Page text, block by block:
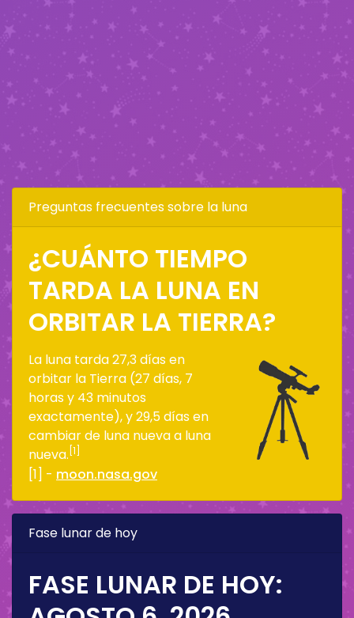
Preguntas frecuentes sobre la luna
¿CUÁNTO TIEMPO
TARDA LA LUNA EN
ORBITAR LA TIERRA?
La luna tarda 27,3 días en
orbitar la Tierra (27 días, 7
horas y 43 minutos
exactamente), y 29,5 días en
cambiar de luna nueva a luna
nueva. [1]
[1] - moon.nasa.gov
Fase lunar de hoy
FASE LUNAR DE HOY: